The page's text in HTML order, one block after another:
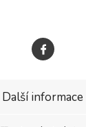
Další informace